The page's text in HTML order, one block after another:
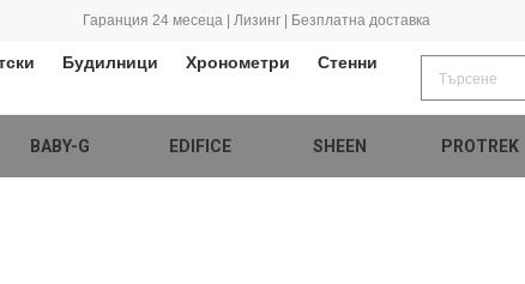
Гаранция 24 месеца | Лизинг | Безплатна доставка
Будилници Хронометри
Стенни
BABY-G EDIFICE SHEEN PROTREK